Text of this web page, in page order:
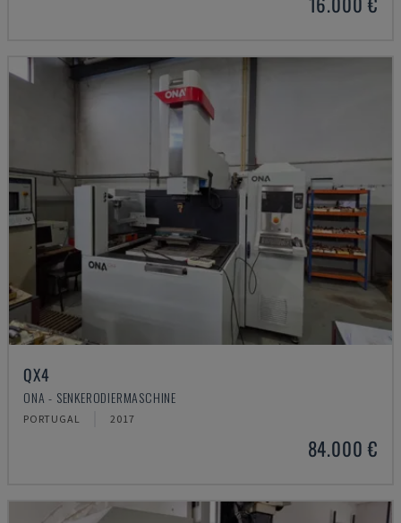
QX4
ONA - SENKERODIERMASCHINE
PORTUGAL 2017
84.000 €